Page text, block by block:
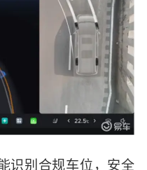
识别合规车位，安全